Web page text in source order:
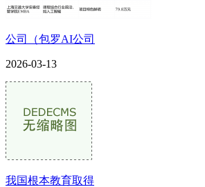
公司（包罗AI公司
2026-03-13
我国根本教育取得